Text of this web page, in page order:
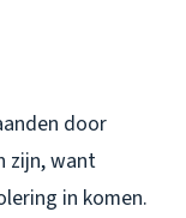
door
zijn, want
in komen.